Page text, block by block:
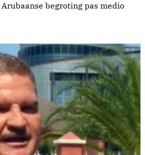
begroting pas medio